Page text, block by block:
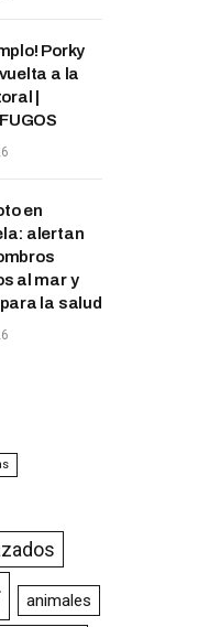
Porky
a la
|
en
alertan
al mar y
la salud
animales